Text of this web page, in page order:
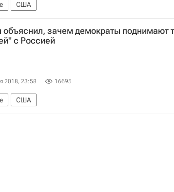
США
объяснил, зачем демократы поднимают
с Россией
2018, 23:58 16695
США